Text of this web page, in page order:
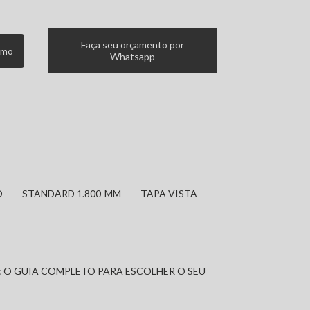
Faça seu orçamento por
Whatsapp
STANDARD 1.800-MM TAPA VISTA
GUIA COMPLETO PARA ESCOLHER O SEU